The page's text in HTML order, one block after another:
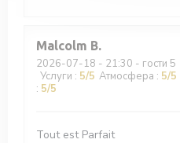
Malcolm B
2026-07-18 - 21:30 - гости 5
Услуги : 5/5 Атмосфера : 5/5
: 5/5
Tout est Parfait